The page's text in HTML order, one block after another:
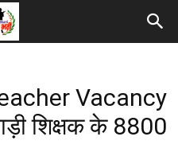
Vacancy
शिक्षक के 8800